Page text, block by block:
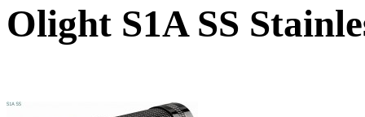
Olight S1A SS